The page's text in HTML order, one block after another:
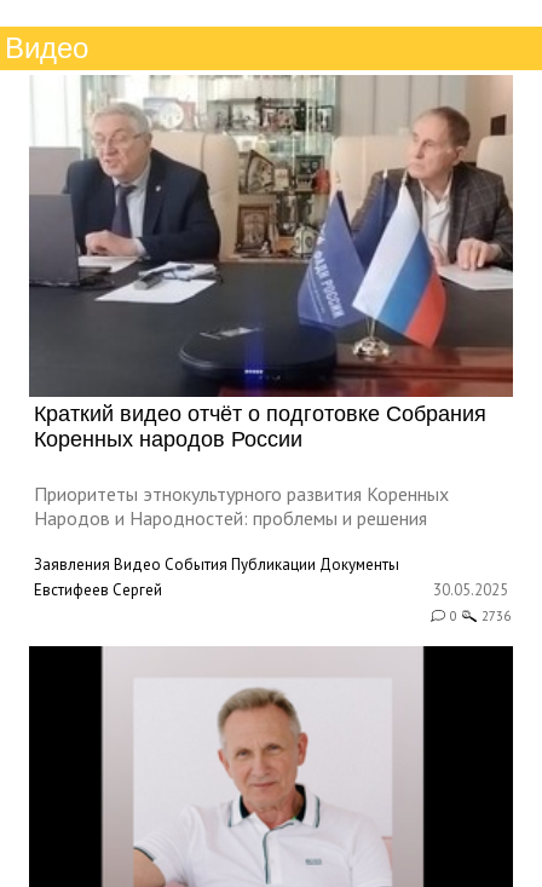
Видео
Краткий видео отчёт о подготовке Собрания
Коренных народов России
Приоритеты этнокультурного развития Коренных
Народов и Народностей: проблемы и решения
Заявления Видео События Публикации Документы
Евстифеев Сергей
30.05.2025
0 2736